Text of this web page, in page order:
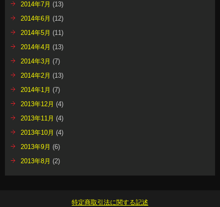
2014年7月 (13)
2014年6月 (12)
2014年5月 (11)
2014年4月 (13)
2014年3月 (7)
2014年2月 (13)
2014年1月 (7)
2013年12月 (4)
2013年11月 (4)
2013年10月 (4)
2013年9月 (6)
2013年8月 (2)
特定商取引法に関する記述